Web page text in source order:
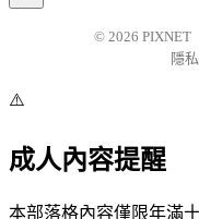
© 2026 PIXNET
隱
⚠️
成人內容提醒
本部落格內容僅限年滿